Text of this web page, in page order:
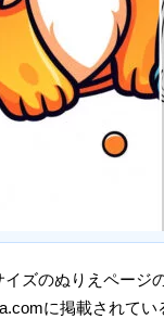
ズのぬりえページ
に掲載されて